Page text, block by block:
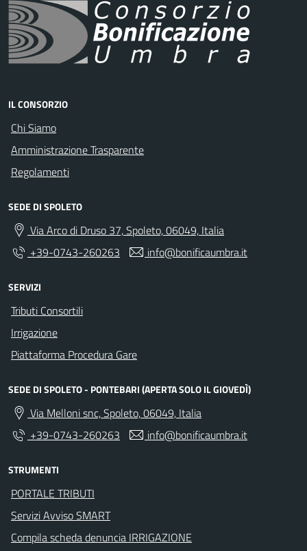
IL CONSORZIO
Chi Siamo
Amministrazione Trasparente
Regolamenti
SEDE DI SPOLETO
Via Arco di Druso 37, Spoleto, 06049, Italia
+39-0743-260263
info@bonificaumbra.it
SERVIZI
Tributi Consortili
Irrigazione
Piattaforma Procedura Gare
SEDE DI SPOLETO - PONTEBARI (APERTA SOLO IL GIOVEDÌ)
Via Melloni snc, Spoleto, 06049, Italia
+39-0743-260263
info@bonificaumbra.it
STRUMENTI
PORTALE TRIBUTI
Servizi Avviso SMART
Compila scheda denuncia IRRIGAZIONE